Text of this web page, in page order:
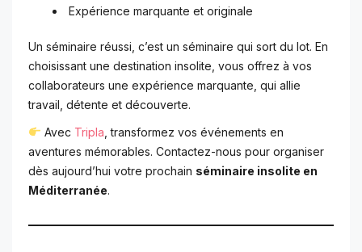
Expérience marquante et originale
Un séminaire réussi, c’est un séminaire qui sort du lot. En
choisissant une destination insolite, vous offrez à vos
collaborateurs une expérience marquante, qui allie
travail, détente et découverte.
Avec Tripla , transformez vos événements en
aventures mémorables. Contactez-nous pour organiser
dès aujourd’hui votre prochain séminaire insolite en
Méditerranée.